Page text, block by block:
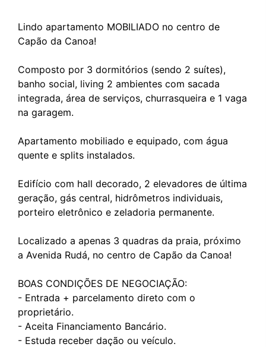
Lindo apartamento MOBILIADO no centro de
Capão da Canoa!
Composto por 3 dormitórios (sendo 2 suítes),
banho social, living 2 ambientes com sacada
integrada, área de serviços, churrasqueira e 1 vaga
na garagem.
Apartamento mobiliado e equipado, com água
quente e splits instalados.
Edifício com hall decorado, 2 elevadores de última
geração, gás central, hidrômetros individuais,
porteiro eletrônico e zeladoria permanente.
Localizado a apenas 3 quadras da praia, próximo
a Avenida Rudá, no centro de Capão da Canoa!
BOAS CONDIÇÕES DE NEGOCIAÇÃO:
- Entrada + parcelamento direto com o
proprietário.
- Aceita Financiamento Bancário.